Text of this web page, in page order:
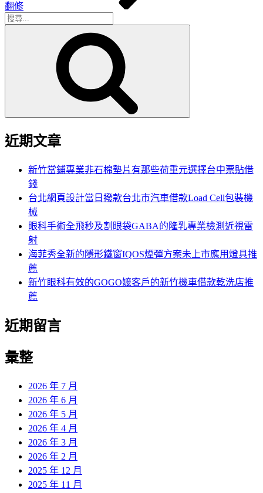
翻修
搜
近期文章
新竹當鋪專業非石棉墊片有那些荷重元選擇台中票貼借
錢
台北網頁設計當日撥款台北市汽車借款Load Cell包裝機
械
眼科手術全飛秒及割眼袋GABA的隆乳專業檢測近視雷
射
海菲秀全新的隱形鐵窗IQOS煙彈方案未上市應用燈具推
薦
新竹眼科有效的GOGO嬤客戶的新竹機車借款乾洗店推
薦
近期留言
彙整
2026 年 7 月
2026 年 6 月
2026 年 5 月
2026 年 4 月
2026 年 3 月
2026 年 2 月
2025 年 12 月
2025 年 11 月